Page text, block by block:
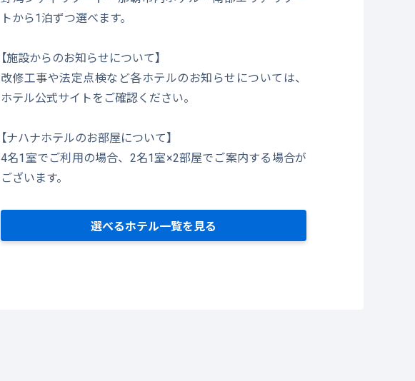
トから1泊ずつ選べます。
【施設からのお知らせについて】
改修工事や法定点検など各ホテルのお知らせについては、
ホテル公式サイトをご確認ください。
【ナハナホテルのお部屋について】
4名1室でご利用の場合、2名1室×2部屋でご案内する場合が
ございます。
選べるホテル一覧を見る